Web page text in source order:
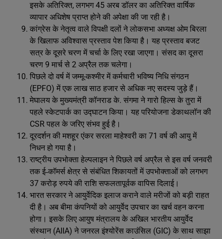
इसके अतिरिक्त, लगभग 45 अरब डॉलर का अतिरिक्त वार्षिक
व्यापार अधिशेष प्राप्त होने की अपेक्षा की जा रही है।
कांग्रेस के नेतृत्व वाले विपक्षी दलों ने लोकसभा अध्यक्ष ओम बिरला
के खिलाफ अविश्वास प्रस्ताव पेश किया है। यह प्रस्ताव बजट
सत्र के दूसरे चरण में चर्चा के लिए रखा जाएगा। संसद का दूसरा
चरण 9 मार्च से 2 अप्रैल तक चलेगा।
पिछले दो वर्ष में जम्मू-कश्मीर में कर्मचारी भविष्य निधि संगठन
(EPFO) में एक लाख साठ हजार से अधिक नए सदस्य जुड़े हैं।
मेघालय के मुख्यमंत्री कॉनराड के. संगमा ने गारो हिल्स के तुरा में
पहले स्केटपार्क का उद्घाटन किया। यह परियोजना डेकाथलॉन की
CSR पहल के जरिए संभव हुई है।
दूरदर्शन की मशहूर एंकर सरला माहेश्वरी का 71 वर्ष की आयु में
निधन हो गया है।
राष्ट्रीय उपभोक्ता हेल्पलाइन ने पिछले वर्ष अप्रैल से इस वर्ष जनवरी
तक ई‑कॉमर्स क्षेत्र से संबंधित शिकायतों में उपभोक्ताओं को लगभग
37 करोड़ रुपये की राशि सफलतापूर्वक वापिस दिलाई।
भारत सरकार ने आयुर्वेदिक इलाज कराने वाले मरीजों को बड़ी राहत
दी है। अब बीमा कंपनियों को आयुर्वेद उपचार का खर्च वहन करना
होगा। इसके लिए आयुष मंत्रालय के अखिल भारतीय आयुर्वेद
संस्थान (AIIA) ने जनरल इंश्योरेंस काउंसिल (GIC) के साथ साझा